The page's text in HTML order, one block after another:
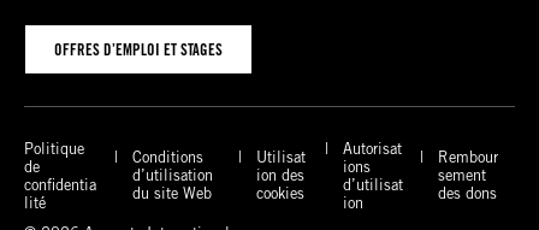
OFFRES D’EMPLOI ET STAGES
Politique
de
confidentia
lité
Conditions
d’utilisation
du site Web
Utilisat
ion des
cookies
Autorisat
ions
d’utilisat
ion
Rembour
sement
des dons